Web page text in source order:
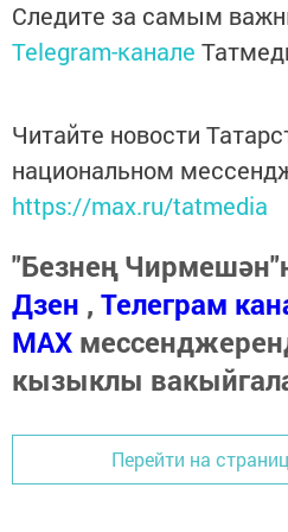
Следите за самым
Telegram-канале
Читайте новости
национальном
https://max.ru/tatmedia
"Безнең
Дзен , Телеграм
МАХ
кызыклы
Перейти на